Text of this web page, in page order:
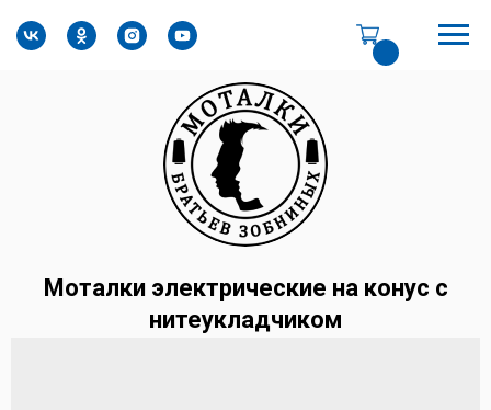
Моталки электрические на конус с
нитеукладчиком